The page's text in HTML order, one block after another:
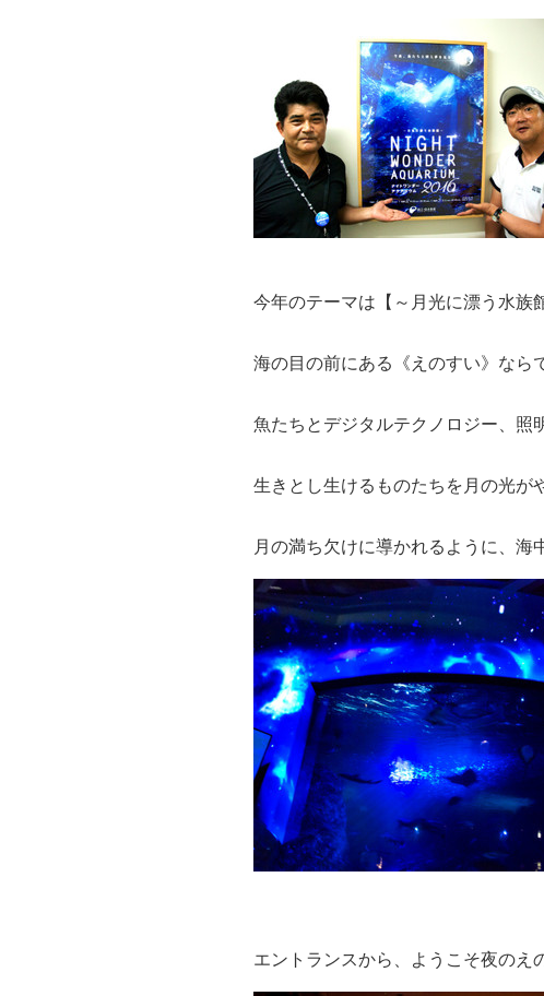
今年のテーマは【～月光に漂う水族
海の目の前にある《えのすい》なら
魚たちとデジタルテクノロジー、照
生きとし生けるものたちを月の光が
月の満ち欠けに導かれるように、海
エントランスから、ようこそ夜のえ